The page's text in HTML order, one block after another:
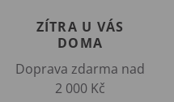
ZÍTRA U VÁS
DOMA
Doprava zdarma nad
2 000 Kč